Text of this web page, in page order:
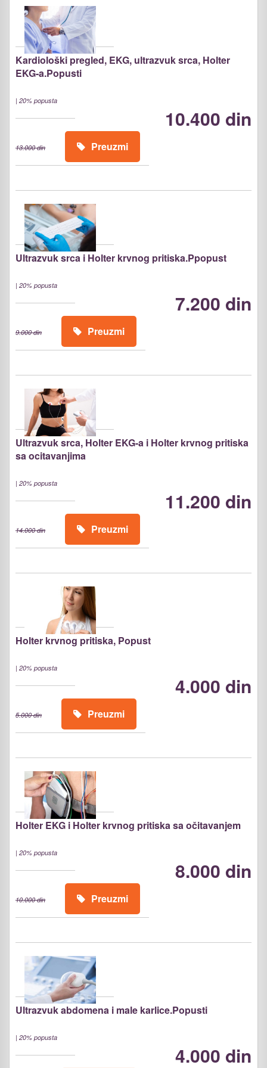
Kardiološki pregled, EKG, ultrazvuk srca, Holter
EKG-a.Popusti
| 20% popusta
10.400 din
13.000 din Preuzmi
Ultrazvuk srca i Holter krvnog pritiska.Ppopust
| 20% popusta
7.200 din
9.000 din Preuzmi
Ultrazvuk srca, Holter EKG-a i Holter krvnog pritiska
sa ocitavanjima
| 20% popusta
11.200 din
14.000 din Preuzmi
Holter krvnog pritiska, Popust
| 20% popusta
4.000 din
5.000 din Preuzmi
Holter EKG i Holter krvnog pritiska sa očitavanjem
| 20% popusta
8.000 din
10.000 din Preuzmi
Ultrazvuk abdomena i male karlice.Popusti
| 20% popusta
4.000 din